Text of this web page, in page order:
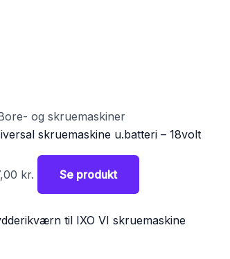
og skruemaskiner
skruemaskine u.batteri – 18volt
kr. Se produkt